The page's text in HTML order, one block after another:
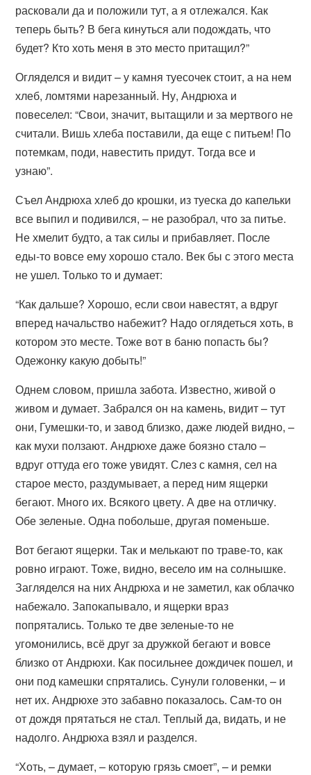
расковали да и положили тут, а я отлежался. Как
теперь быть? В бега кинуться али подождать, что
будет? Кто хоть меня в это место притащил?”
Огляделся и видит – у камня туесочек стоит, а на нем
хлеб, ломтями нарезанный. Ну, Андрюха и
повеселел: “Свои, значит, вытащили и за мертвого не
считали. Вишь хлеба поставили, да еще с питьем! По
потемкам, поди, навестить придут. Тогда все и
узнаю”.
Съел Андрюха хлеб до крошки, из туеска до капельки
все выпил и подивился, – не разобрал, что за питье.
Не хмелит будто, а так силы и прибавляет. После
еды-то вовсе ему хорошо стало. Век бы с этого места
не ушел. Только то и думает:
“Как дальше? Хорошо, если свои навестят, а вдруг
вперед начальство набежит? Надо оглядеться хоть, в
котором это месте. Тоже вот в баню попасть бы?
Одежонку какую добыть!”
Однем словом, пришла забота. Известно, живой о
живом и думает. Забрался он на камень, видит – тут
они, Гумешки-то, и завод близко, даже людей видно, –
как мухи ползают. Андрюхе даже боязно стало –
вдруг оттуда его тоже увидят. Слез с камня, сел на
старое место, раздумывает, а перед ним ящерки
бегают. Много их. Всякого цвету. А две на отличку.
Обе зеленые. Одна побольше, другая поменьше.
Вот бегают ящерки. Так и мелькают по траве-то, как
ровно играют. Тоже, видно, весело им на солнышке.
Загляделся на них Андрюха и не заметил, как облачко
набежало. Запокапывало, и ящерки враз
попрятались. Только те две зеленые-то не
угомонились, всё друг за дружкой бегают и вовсе
близко от Андрюхи. Как посильнее дождичек пошел, и
они под камешки спрятались. Сунули головенки, – и
нет их. Андрюхе это забавно показалось. Сам-то он
от дождя прятаться не стал. Теплый да, видать, и не
надолго. Андрюха взял и разделся.
“Хоть, – думает, – которую грязь смоет”, – и ремки